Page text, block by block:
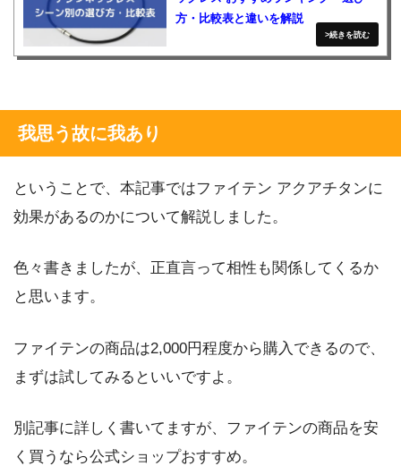
方・比較表と違いを解説
我思う故に我あり
ということで、本記事ではファイテン アクアチタンに
効果があるのかについて解説しました。
色々書きましたが、正直言って相性も関係してくるか
と思います。
ファイテンの商品は2,000円程度から購入できるので、
まずは試してみるといいですよ。
別記事に詳しく書いてますが、ファイテンの商品を安
く買うなら公式ショップおすすめ。